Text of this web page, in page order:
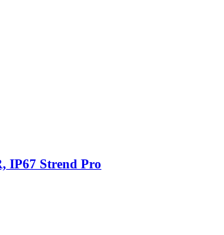
IP67 Strend Pro